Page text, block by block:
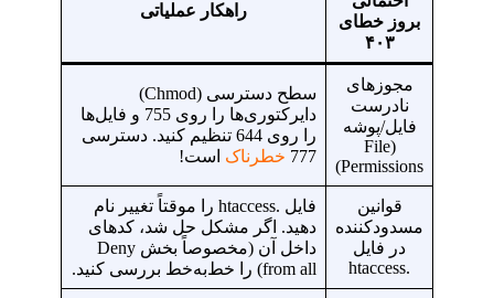
بروز خطای
۴۰۳
راهکار عملیاتی
مجوزهای
نادرست
فایل/پوشه
(File
Permissions)
سطح دسترسی (Chmod)
دایرکتوری‌ها را روی 755 و فایل‌ها
را روی 644 تنظیم کنید. دسترسی
777 خطرناک است!
قوانین
مسدودکننده
در فایل
.htaccess
فایل .htaccess را موقتاً تغییر نام
دهید. اگر مشکل حل شد، کدهای
داخل آن (مخصوصاً بخش Deny
from all) را خط‌به‌خط بررسی کنید.